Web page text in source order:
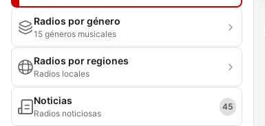
Radios por género
15 géneros musicales
Radios por regiones
Radios locales
Noticias
Radios noticiosas
45